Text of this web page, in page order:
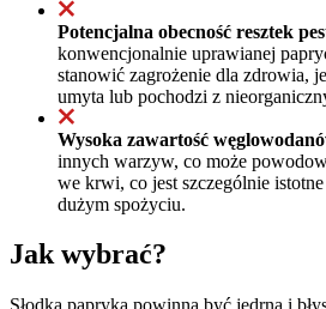
Potencjalna obecność resztek
konwencjonalnie uprawianej
stanowić zagrożenie dla zdrowia,
umyta lub pochodzi z
Wysoka zawartość
innych warzyw, co może
we krwi, co jest szczególnie
dużym spożyciu.
Jak wybrać?